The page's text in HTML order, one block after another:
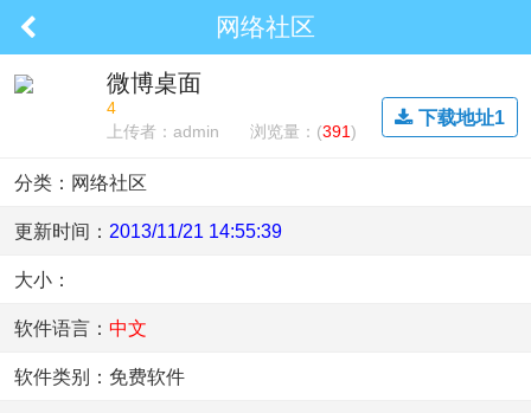
网络社区
微博桌面
4 下载地址1
上传者：admin 浏览量：(391)
分类：网络社区
更新时间： 2013/11/21 14:55:39
大小：
软件语言： 中文
软件类别：免费软件